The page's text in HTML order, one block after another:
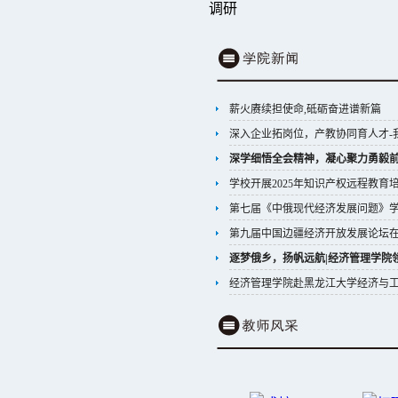
调研
薪火赓续担使命,砥砺奋进谱新篇
深入企业拓岗位，产教协同育人才
深学细悟全会精神，凝心聚力勇毅
学校开展2025年知识产权远程教育
第七届《中俄现代经济发展问题》
第九届中国边疆经济开放发展论坛
逐梦俄乡，扬帆远航|经济管理学院
经济管理学院赴黑龙江大学经济与